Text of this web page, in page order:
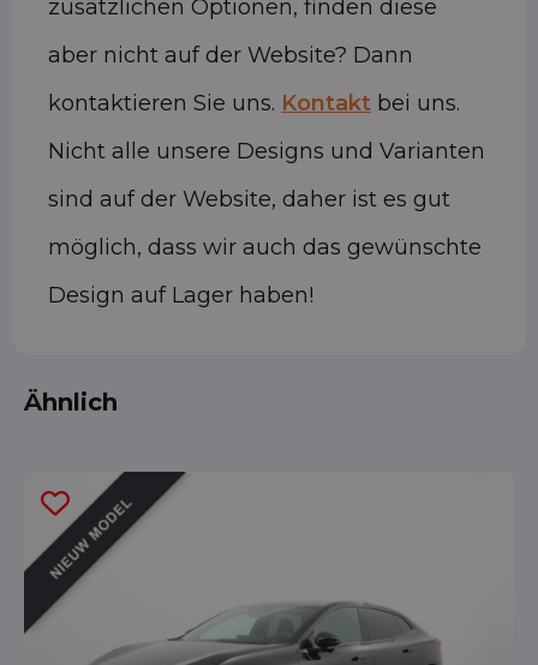
zusätzlichen Optionen, finden diese
aber nicht auf der Website? Dann
kontaktieren Sie uns. Kontakt bei uns.
Nicht alle unsere Designs und Varianten
sind auf der Website, daher ist es gut
möglich, dass wir auch das gewünschte
Design auf Lager haben!
Ähnlich